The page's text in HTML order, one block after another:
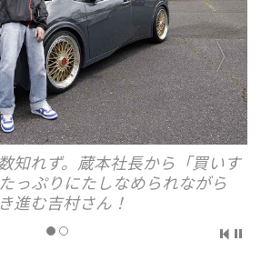
知れず。蔵本社長から「買いす
っぷりにたしなめられながら
進む吉村さん！